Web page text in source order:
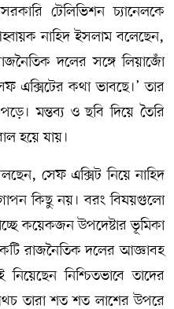
টেলিভিশন চ্যানেলকে
নাহিদ ইসলাম বলেছেন,
দলের সঙ্গে লিয়াজোঁ
এক্সিটের কথা ভাবছে।’ তার
মন্তব্য ও ছবি দিয়ে তৈরি
হয়ে যায়।
সেফ এক্সিট নিয়ে নাহিদ
কিছু নয়। বরং বিষয়গুলো
কয়েকজন উপদেষ্টার ভূমিকা
রাজনৈতিক দলের আজ্ঞাবহ
নিশ্চিতভাবে তাদের
তারা শত শত লাশের উপরে